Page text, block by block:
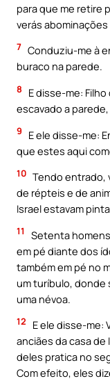
para que me retire
verás abominações
7 Conduziu-me à
buraco na parede.
8
E disse-me:
escavado a
9
E ele disse-me:
que estes aqui
10 Tendo entrado,
de répteis e de
Israel estavam
11
Setenta
em pé diante dos
também em pé no
um turíbulo, donde
uma névoa.
12
E ele disse-me:
anciães da casa de
deles pratica no
Com efeito, eles